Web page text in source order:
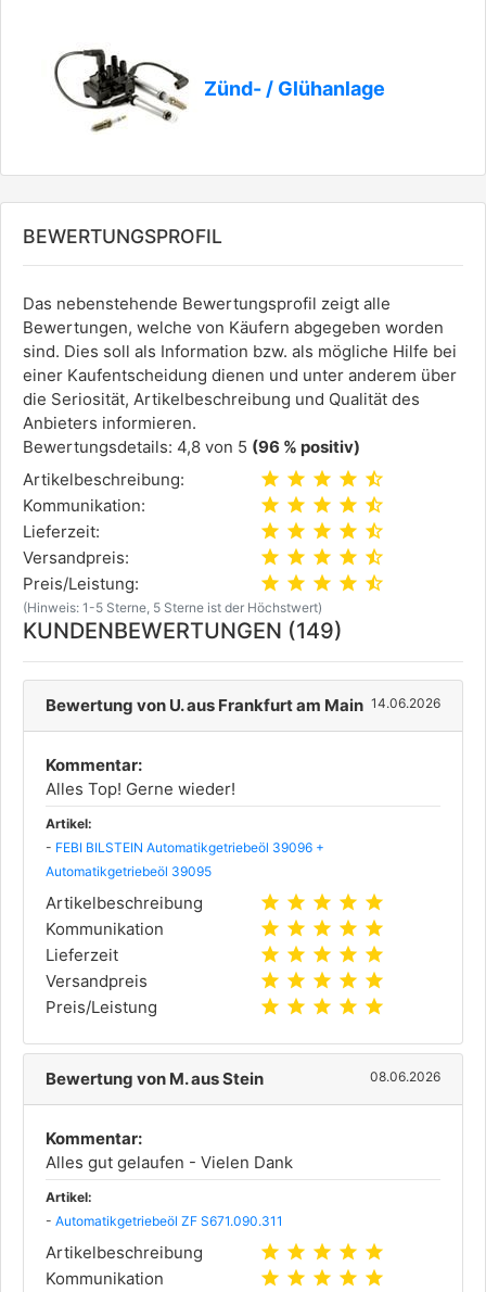
Zünd- / Glühanlage
BEWERTUNGSPROFIL
Das nebenstehende Bewertungsprofil zeigt alle
Bewertungen, welche von Käufern abgegeben worden
sind. Dies soll als Information bzw. als mögliche Hilfe bei
einer Kaufentscheidung dienen und unter anderem über
die Seriosität, Artikelbeschreibung und Qualität des
Anbieters informieren.
Bewertungsdetails: 4,8 von 5 (96 % positiv)
Artikelbeschreibung:
star star star star star_half
Kommunikation: star star star star star_half
Lieferzeit: star star star star star_half
Versandpreis: star star star star star_half
Preis/Leistung: star star star star star_half
(Hinweis: 1-5 Sterne, 5 Sterne ist der Höchstwert)
KUNDENBEWERTUNGEN (149)
Bewertung von U. aus Frankfurt am Main 14.06.2026
Kommentar:
Alles Top! Gerne wieder!
Artikel:
- FEBI BILSTEIN Automatikgetriebeöl 39096 +
Automatikgetriebeöl 39095
Artikelbeschreibung star star star star star
Kommunikation star star star star star
Lieferzeit star star star star star
Versandpreis star star star star star
Preis/Leistung star star star star star
Bewertung von M. aus Stein 08.06.2026
Kommentar:
Alles gut gelaufen - Vielen Dank
Artikel:
- Automatikgetriebeöl ZF S671.090.311
Artikelbeschreibung star star star star star
Kommunikation star star star star star